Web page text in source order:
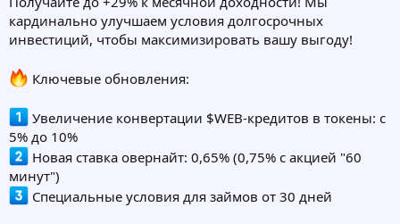
кардинально улучшаем условия долгосрочных
инвестиций, чтобы максимизировать вашу выгоду!
Ключевые обновления:
Увеличение конвертации $WEB-кредитов в токены: с
5% до 10%
Новая ставка овернайт: 0,65% (0,75% с акцией "60
минут")
Специальные условия для займов от 30 дней